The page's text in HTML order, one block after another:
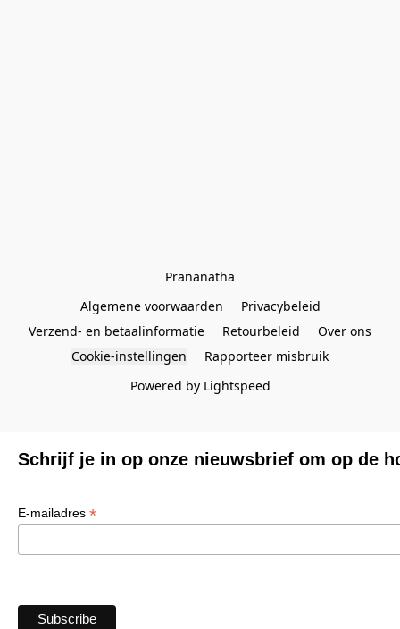
Prananatha
Algemene voorwaarden
Privacybeleid
Verzend- en betaalinformatie
Retourbeleid
Over ons
Cookie-instellingen
Rapporteer misbruik
Powered by Lightspeed
Schrijf je in op onze nieuwsbrief om op de
E-mailadres *